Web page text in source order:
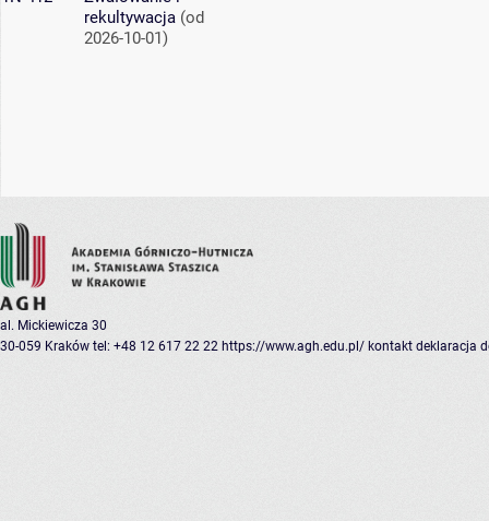
rekultywacja (od
2026-10-01)
al. Mickiewicza 30
30-059 Kraków tel: +48 12 617 22 22 https://www.agh.edu.pl/ kontakt deklaracja